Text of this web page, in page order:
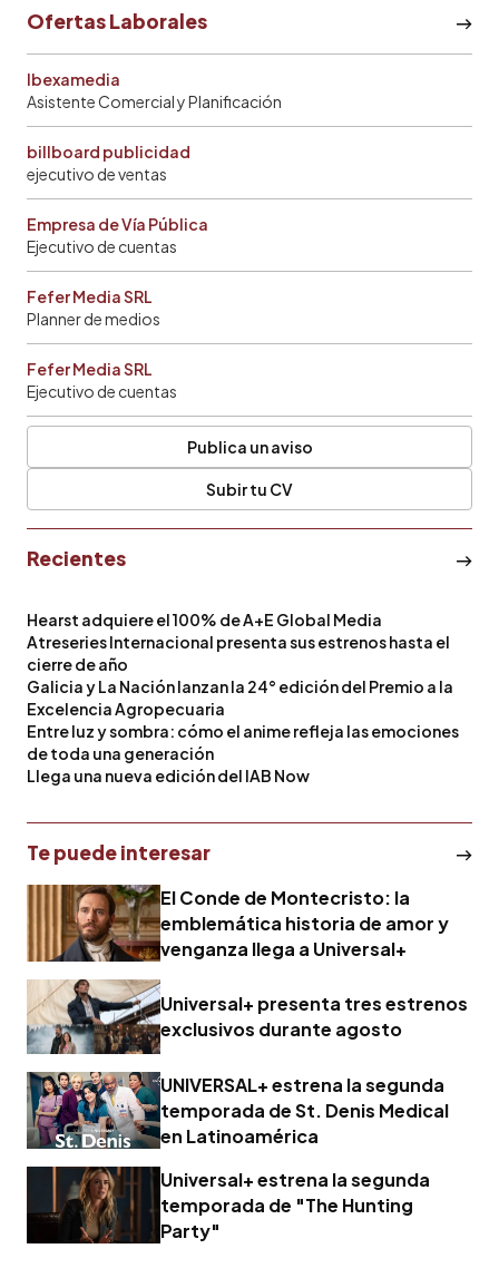
Ofertas Laborales
Ibexamedia
Asistente Comercial y Planificación
billboard publicidad
ejecutivo de ventas
Empresa de Vía Pública
Ejecutivo de cuentas
Fefer Media SRL
Planner de medios
Fefer Media SRL
Ejecutivo de cuentas
Publica un aviso
Subir tu CV
Recientes
Hearst adquiere el 100% de A+E Global Media
Atreseries Internacional presenta sus estrenos hasta el
cierre de año
Galicia y La Nación lanzan la 24° edición del Premio a la
Excelencia Agropecuaria
Entre luz y sombra: cómo el anime refleja las emociones
de toda una generación
Llega una nueva edición del IAB Now
Te puede interesar
El Conde de Montecristo: la
emblemática historia de amor y
venganza llega a Universal+
Universal+ presenta tres estrenos
exclusivos durante agosto
UNIVERSAL+ estrena la segunda
temporada de St. Denis Medical
en Latinoamérica
Universal+ estrena la segunda
temporada de "The Hunting
Party"